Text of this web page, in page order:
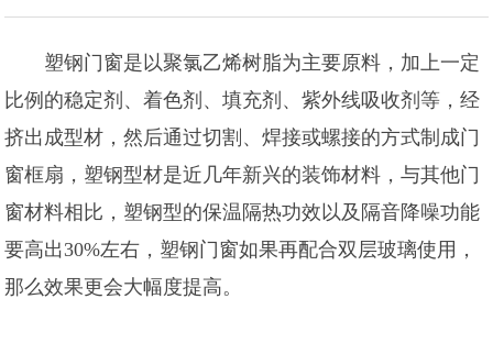
塑钢门窗是以聚氯乙烯树脂为主要原料，加上一定
比例的稳定剂、着色剂、填充剂、紫外线吸收剂等，经
挤出成型材，然后通过切割、焊接或螺接的方式制成门
窗框扇，塑钢型材是近几年新兴的装饰材料，与其他门
窗材料相比，塑钢型的保温隔热功效以及隔音降噪功能
要高出30%左右，塑钢门窗如果再配合双层玻璃使用，
那么效果更会大幅度提高。